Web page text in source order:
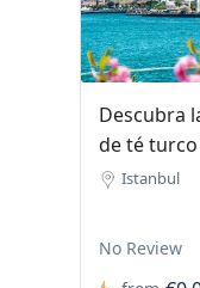
Descubra
de té
Istanbul
No Review